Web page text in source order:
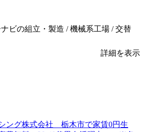
ビの組立・製造 / 機械系工場 / 交替
詳細を表示